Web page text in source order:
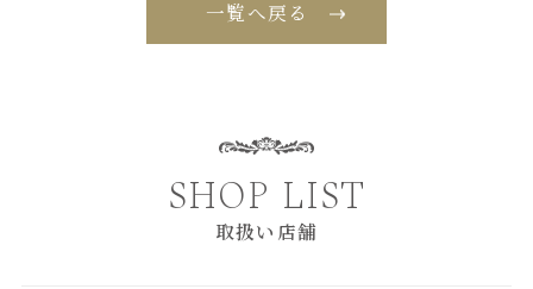
一覧へ戻る
SHOP LIST
取扱い店舗